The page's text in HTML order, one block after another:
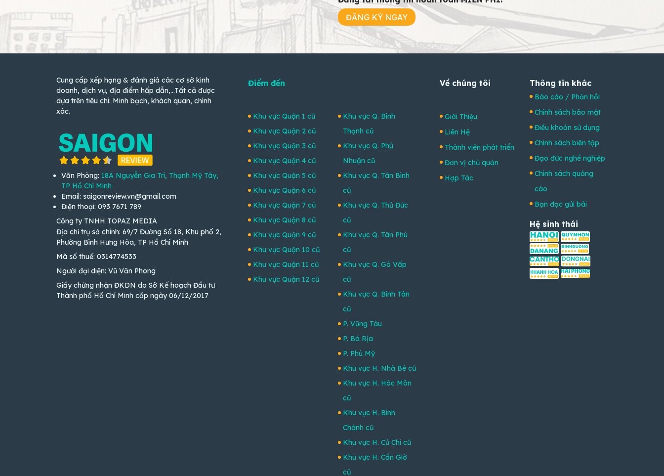
ĐĂNG KÝ NGAY
Cung cấp xếp hạng & đánh giá các cơ sở kinh
doanh, dịch vụ, địa điểm hấp dẫn,...Tất cả được
dựa trên tiêu chí: Minh bạch, khách quan, chính
xác.
Văn Phòng: 18A Nguyễn Gia Trí, Thạnh Mỹ Tây,
TP Hồ Chí Minh
Email: saigonreview.vn@gmail.com
Điện thoại: 093 7671 789
Công ty TNHH TOPAZ MEDIA
Địa chỉ trụ sở chính: 69/7 Đường Số 18, Khu phố 2,
Phường Bình Hưng Hòa, TP Hồ Chí Minh
Mã số thuế: 0314774533
Người đại diện: Vũ Văn Phong
Giấy chứng nhận ĐKDN do Sở Kế hoạch Đầu tư
Thành phố Hồ Chí Minh cấp ngày 06/12/2017
Điểm đến
Khu vực Quận 1 cũ
Khu vực Quận 2 cũ
Khu vực Quận 3 cũ
Khu vực Quận 4 cũ
Khu vực Quận 5 cũ
Khu vực Quận 6 cũ
Khu vực Quận 7 cũ
Khu vực Quận 8 cũ
Khu vực Quận 9 cũ
Khu vực Quận 10 cũ
Khu vực Quận 11 cũ
Khu vực Quận 12 cũ
Khu vực Q. Bình
Thạnh cũ
Khu vực Q. Phú
Nhuận cũ
Khu vực Q. Tân Bình
cũ
Khu vực Q. Thủ Đức
cũ
Khu vực Q. Tân Phú
cũ
Khu vực Q. Gò Vấp
cũ
Khu vực Q. Bình Tân
cũ
P. Vũng Tàu
P. Bà Rịa
P. Phú Mỹ
Khu vực H. Nhà Bè cũ
Khu vực H. Hóc Môn
cũ
Khu vực H. Bình
Chánh cũ
Khu vực H. Củ Chi cũ
Khu vực H. Cần Giờ
cũ
Về chúng tôi
Giới Thiệu
Liên Hệ
Thành viên phát triển
Đơn vị chủ quản
Hợp Tác
Thông tin khác
Báo cáo / Phản hồi
Chính sách bảo mật
Điều khoản sử dụng
Chính sách biên tập
Đạo đức nghề nghiệp
Chính sách quảng
cáo
Bạn đọc gửi bài
Hệ sinh thái